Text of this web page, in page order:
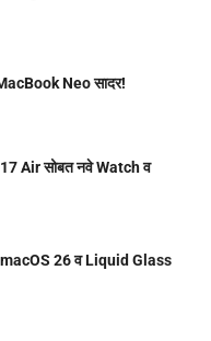
Neo सादर!
Air सोबत नवे Watch व
26 व Liquid Glass